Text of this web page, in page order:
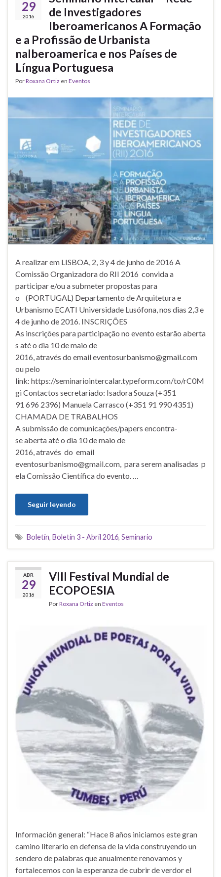
29
2016
de Investigadores
Iberoamericanos A Formação
e a Profissão de Urbanista
naIberoamerica e nos Países de
Língua Portuguesa
PorRoxana Ortiz en Eventos
A realizar em LISBOA, 2, 3 y 4 de junho de 2016 A
Comissão Organizadora do RII 2016 convida a
participar e/ou a submeter propostas para
o (PORTUGAL) Departamento de Arquitetura e
Urbanismo ECATI Universidade Lusófona, nos dias 2,3 e
4 de junho de 2016. INSCRIÇÕES
As inscrições para participação no evento estarão aberta
s até o dia 10 de maio de
2016, através do email eventosurbanismo@gmail.com
ou pelo
link: https://seminariointercalar.typeform.com/to/rC0M
gi Contactos secretariado: Isadora Souza (+351
91 696 2396) Manuela Carrasco (+351 91 990 4351)
CHAMADA DE TRABALHOS
A submissão de comunicações/papers encontra-
se aberta até o dia 10 de maio de
2016, através do email
eventosurbanismo@gmail.com, para serem analisadas p
ela Comissão Científica do evento. …
Seguir leyendo
Boletín, Boletín 3 - Abril 2016, Seminario
ABR
29
2016
VIII Festival Mundial de
ECOPOESIA
PorRoxana Ortiz en Eventos
Información general: “Hace 8 años iniciamos este gran
camino literario en defensa de la vida construyendo un
sendero de palabras que anualmente renovamos y
fortalecemos con la esperanza de cubrir de verdor el